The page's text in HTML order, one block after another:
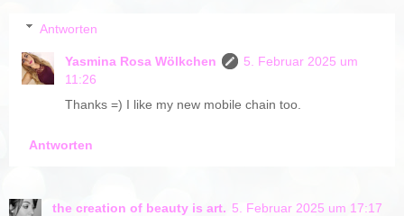
Antworten
Yasmina Rosa Wölkchen
5. Februar 2025 um
11:26
Thanks =) I like my new mobile chain too.
Antworten
the creation of beauty is art. 5. Februar 2025 um 17:17